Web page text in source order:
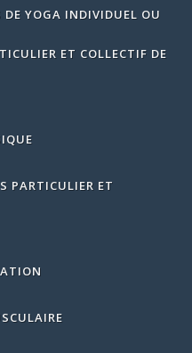
DE YOGA INDIVIDUEL OU
ET COLLECTIF DE
PARTICULIER ET